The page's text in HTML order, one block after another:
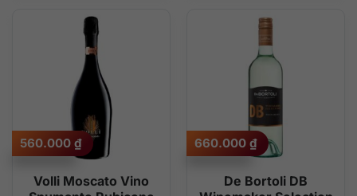
Volli Moscato Vino
560.000 ₫
De Bortoli DB
660.000 ₫